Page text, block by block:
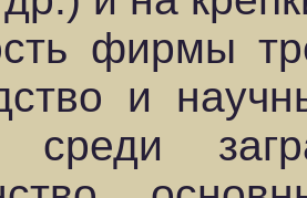
фирмы
и
среди